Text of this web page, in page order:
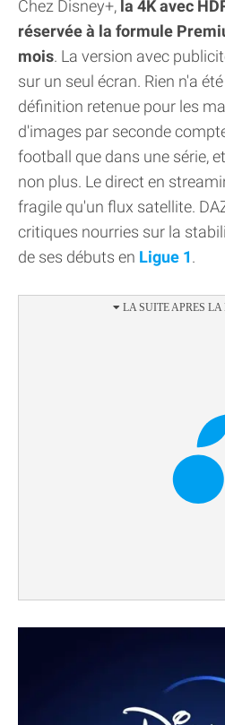
Chez Disney+, la 4K avec
réservée à la formule
mois. La version avec
sur un seul écran. Rien n'a
définition retenue pour les
d'images par seconde
football que dans une série,
non plus. Le direct en
fragile qu'un flux satellite.
critiques nourries sur la
de ses débuts en Ligue 1.